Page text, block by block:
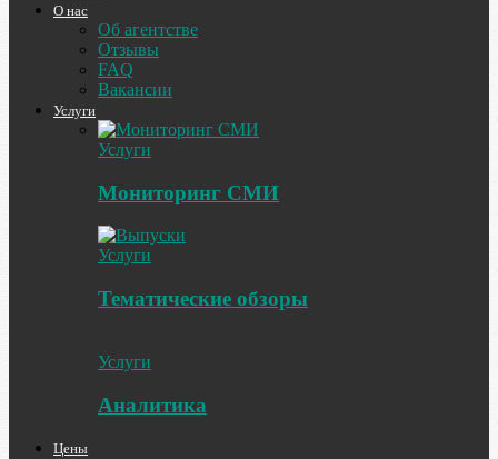
О нас
Об агентстве
Отзывы
FAQ
Вакансии
Услуги
Услуги
Мониторинг СМИ
Услуги
Тематические обзоры
Услуги
Аналитика
Цены